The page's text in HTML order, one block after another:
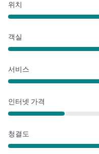
위치
객실
서비스
인터넷 가격
청결도